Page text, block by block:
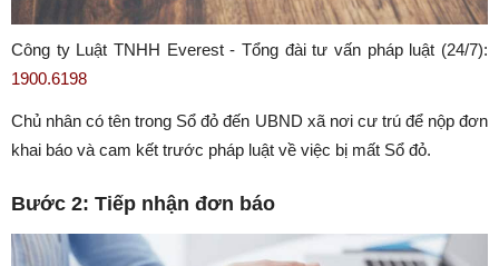
Công ty Luật TNHH Everest - Tổng đài tư vấn pháp luật (24/7):
1900.6198
Chủ nhân có tên trong Sổ đỏ đến UBND xã nơi cư trú để nộp đơn
khai báo và cam kết trước pháp luật về việc bị mất Sổ đỏ.
Bước 2: Tiếp nhận đơn báo